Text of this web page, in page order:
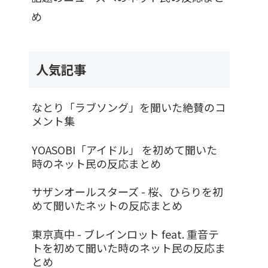
め
人気記事
なとり「ラブソング」を聞いた絶賛のコ
メント集
YOASOBI「アイドル」 を初めて聞いた
時のネット民の反応まとめ
サザンオールスターズ - 桜、ひらりを初
めて聞いたネットの反応まとめ
東京真中 - ブレインロット feat. 重音テ
トを初めて聞いた時のネット民の反応ま
とめ